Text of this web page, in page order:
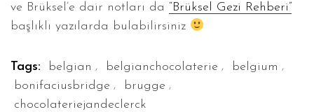
ve Brüksel’e dair notları da “Brüksel Gezi Rehberi”
başlıklı yazılarda bulabilirsiniz
Tags: belgian , belgianchocolaterie , belgium ,
bonifaciusbridge , brugge ,
chocolateriejandeclerck